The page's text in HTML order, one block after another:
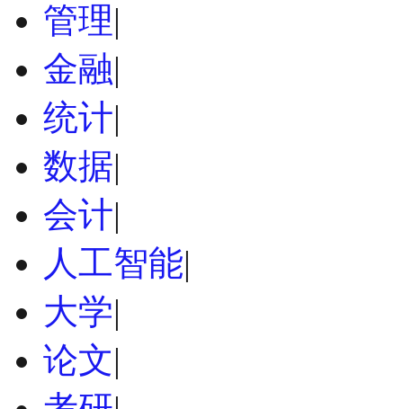
管理|
金融|
统计|
数据|
会计|
人工智能|
大学|
论文|